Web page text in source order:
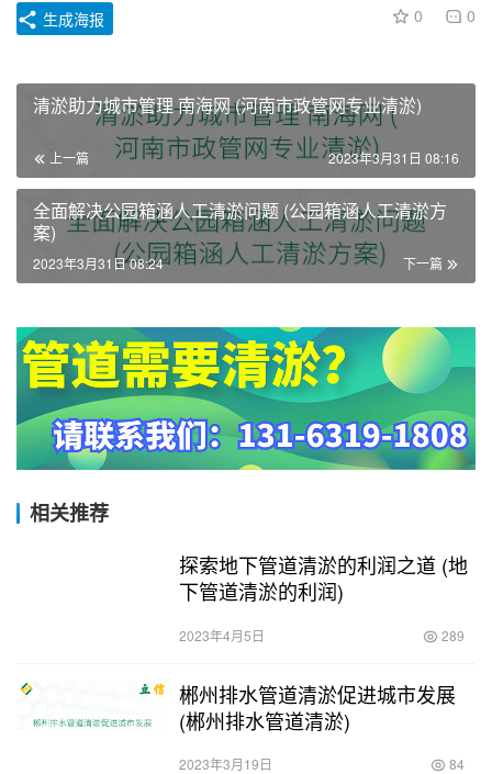
0 0
生成海报
清淤助力城市管理 南海网 (河南市政管网专业清淤)
上一篇 2023年3月31日 08:16
全面解决公园箱涵人工清淤问题 (公园箱涵人工清淤方
案)
下一篇
2023年3月31日 08:24
相关推荐
探索地下管道清淤的利润之道 (地
下管道清淤的利润)
2023年4月5日 289
郴州排水管道清淤促进城市发展
(郴州排水管道清淤)
2023年3月19日 84